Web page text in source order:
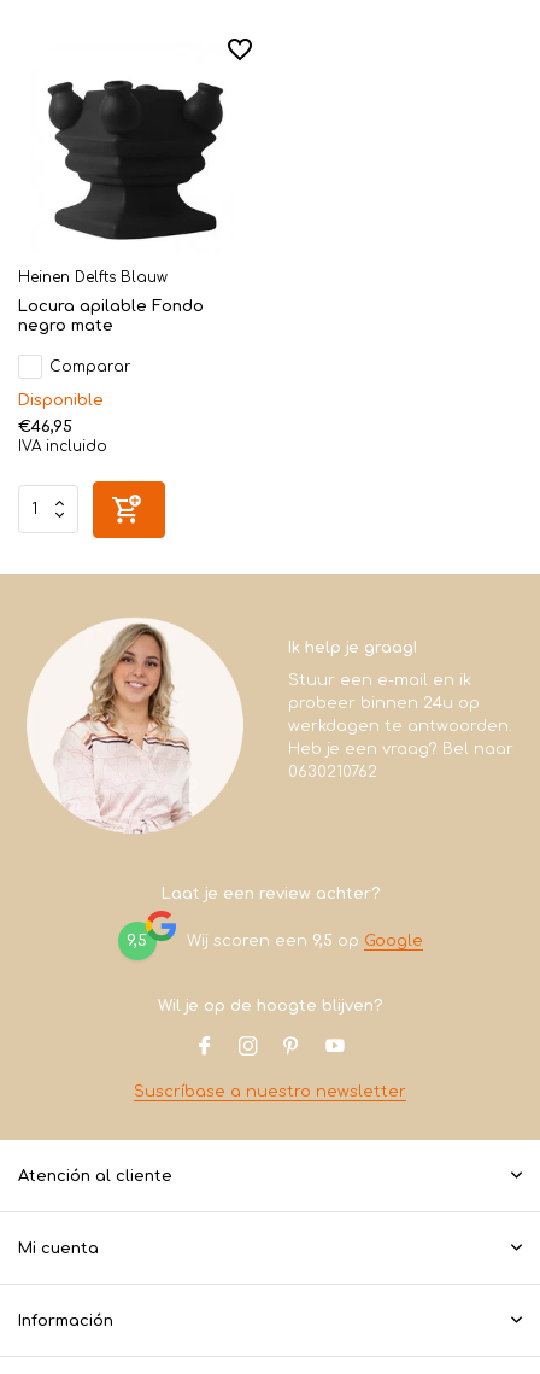
Heinen Delfts Blauw
Locura apilable Fondo
negro mate
Comparar
Disponible
€46,95
IVA incluido
Ik help je graag!
Stuur een e-mail en ik
probeer binnen 24u op
werkdagen te antwoorden.
Heb je een vraag? Bel naar
0630210762
Laat je een review achter?
9,5 Wij scoren een 9,5 op Google
Wil je op de hoogte blijven?
Suscríbase a nuestro newsletter
Atención al cliente
Mi cuenta
Información